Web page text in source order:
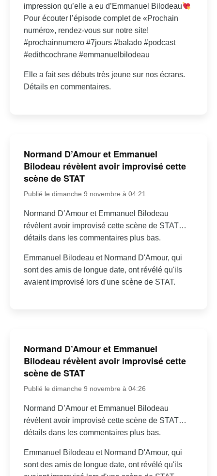
impression qu’elle a eu d’Emmanuel Bilodeau
Pour écouter l’épisode complet de «Prochain
numéro», rendez-vous sur notre site!
#prochainnumero #7jours #balado #podcast
#edithcochrane #emmanuelbilodeau
Elle a fait ses débuts très jeune sur nos écrans.
Détails en commentaires.
Normand D’Amour et Emmanuel
Bilodeau révèlent avoir improvisé cette
scène de STAT
Publié le dimanche 9 novembre à 04:21
Normand D’Amour et Emmanuel Bilodeau
révèlent avoir improvisé cette scène de STAT…
détails dans les commentaires plus bas.
Emmanuel Bilodeau et Normand D'Amour, qui
sont des amis de longue date, ont révélé qu'ils
avaient improvisé lors d'une scène de STAT.
Normand D’Amour et Emmanuel
Bilodeau révèlent avoir improvisé cette
scène de STAT
Publié le dimanche 9 novembre à 04:26
Normand D’Amour et Emmanuel Bilodeau
révèlent avoir improvisé cette scène de STAT…
détails dans les commentaires plus bas.
Emmanuel Bilodeau et Normand D'Amour, qui
sont des amis de longue date, ont révélé qu'ils